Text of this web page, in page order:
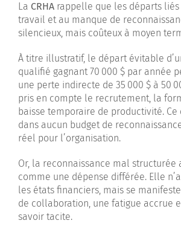
La CRHArappelle que les départs
travail et au manque de
silencieux, mais coûteux à moyen
À titre illustratif, le départ évitable
qualifié gagnant 70 000 $ par année
une perte indirecte de 35 000 $ à 50
pris en compte le recrutement, la
baisse temporaire de productivité. Ce
dans aucun budget de
réel pour l’organisation.
Or, la reconnaissance mal structurée
comme une dépense différée. Elle
les états financiers, mais se
de collaboration, une fatigue accrue
savoir tacite.